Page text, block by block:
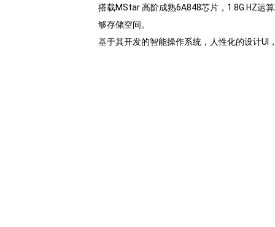
搭载MStar 高阶成熟6A848芯片，1.8G HZ运
够存储空间。
基于其开发的智能操作系统，人性化的设计UI